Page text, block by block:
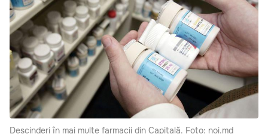
Descinderi în mai multe farmacii din Capitală. Foto: noi.md